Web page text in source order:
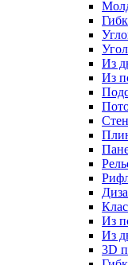
Из
Из
Стен
Из
Из
3D